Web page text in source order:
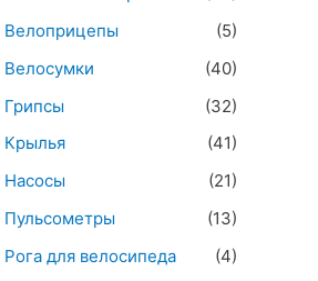
Велоприцепы
(5)
Велосумки
(40)
Грипсы
(32)
Крылья
(41)
Насосы
(21)
Пульсометры
(13)
Рога для велосипеда
(4)